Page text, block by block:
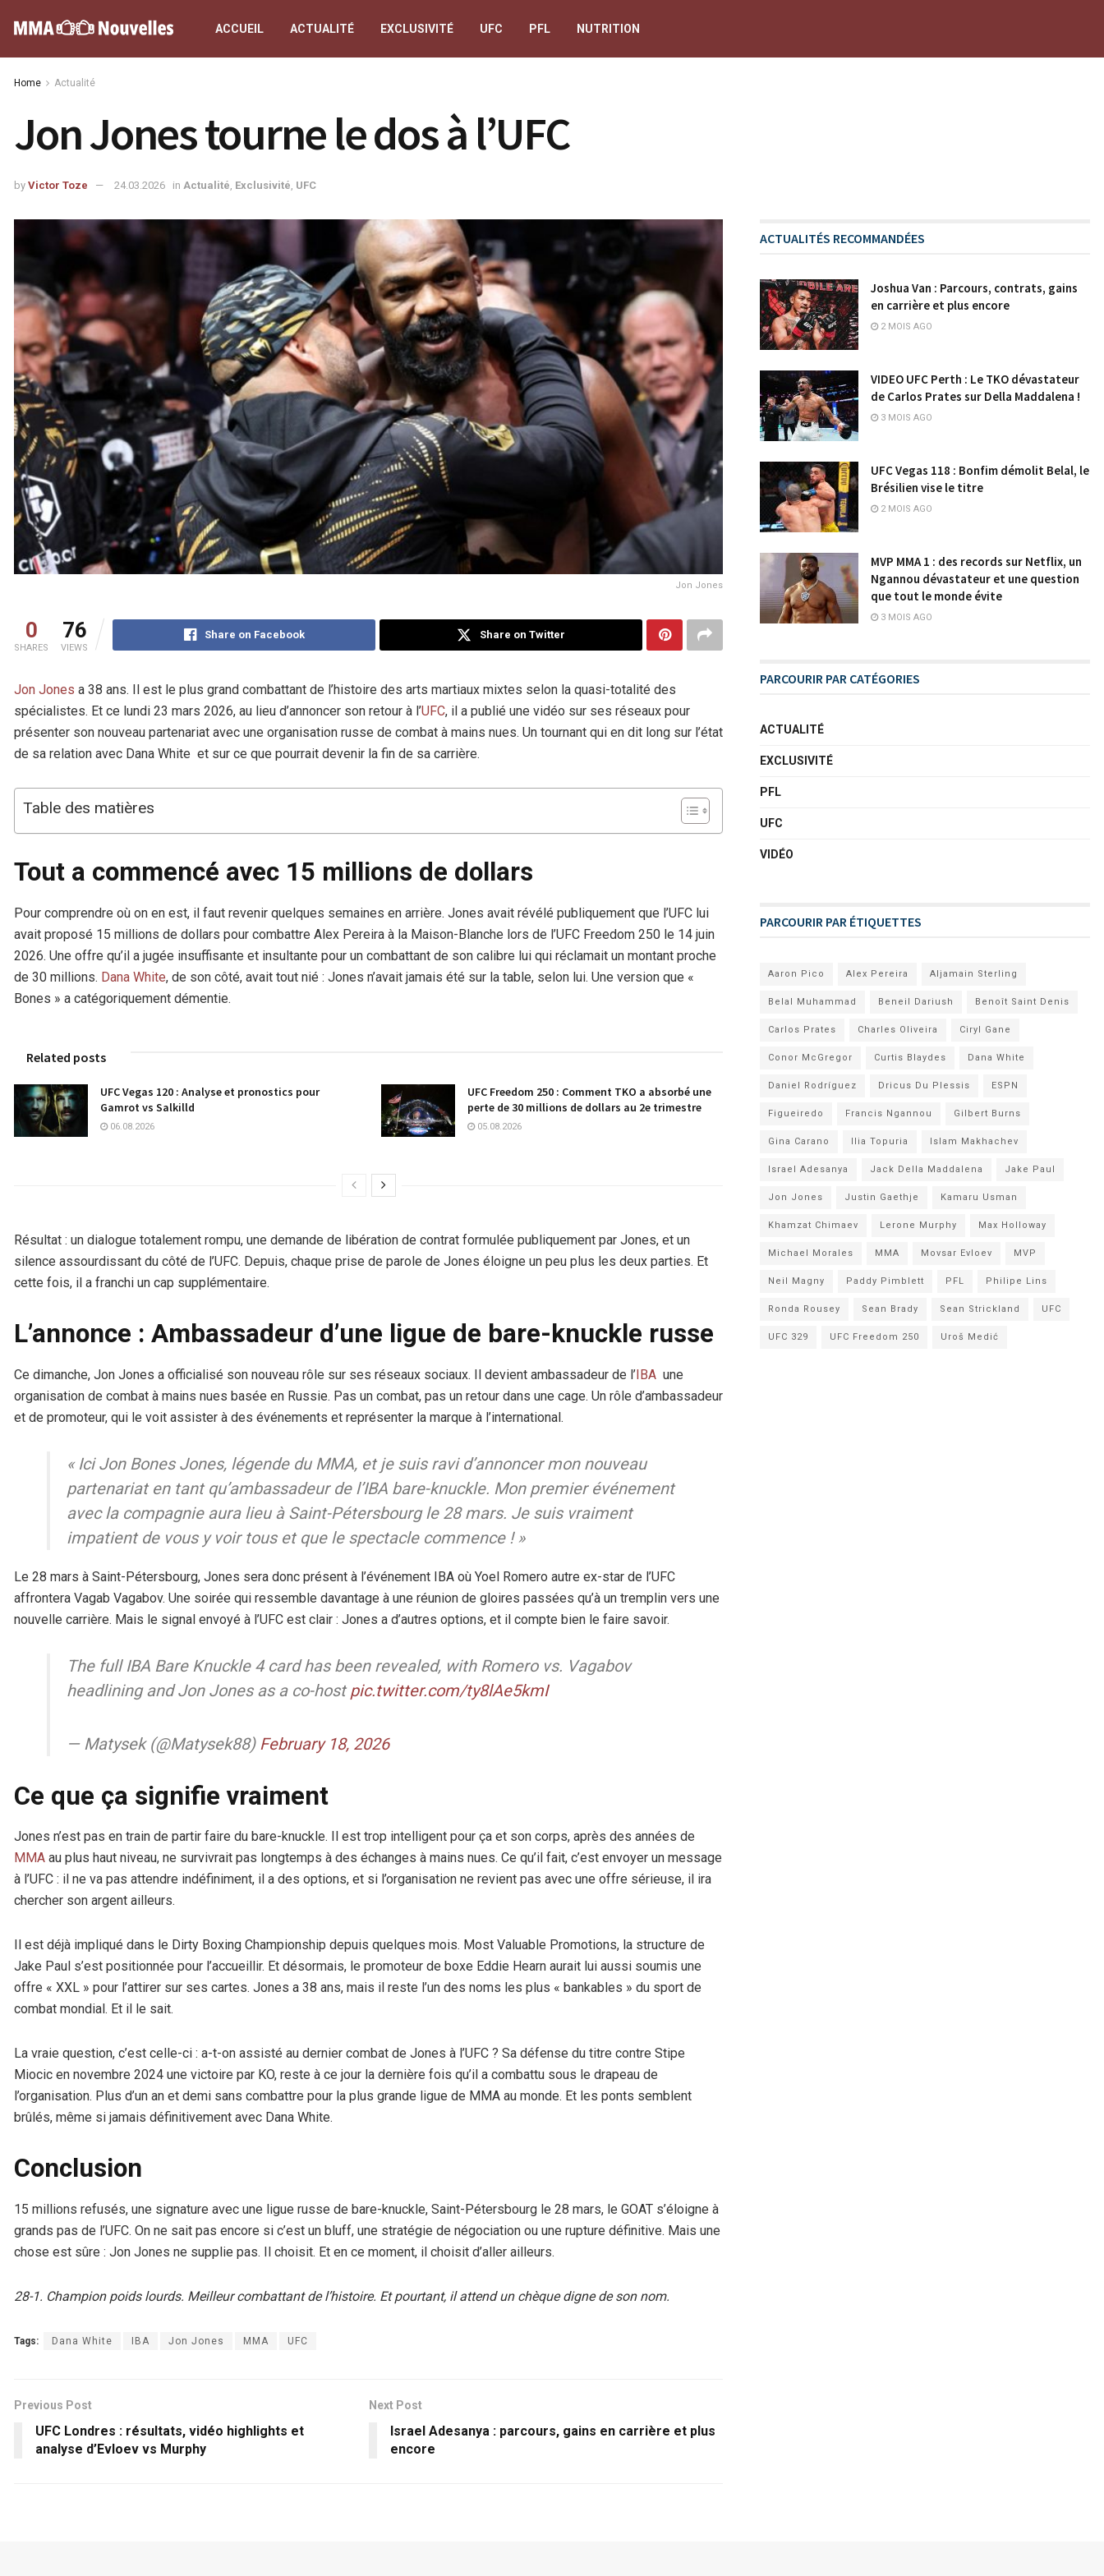
ACCUEIL ACTUALITÉ EXCLUSIVITÉ UFC PFL NUTRITION
Home Actualité
Jon Jones tourne le dos à l’UFC
by Victor Toze 24.03.2026 in Actualité, Exclusivité, UFC
Jon Jones
0
SHARES
76
VIEWS
Share on Facebook Share on Twitter
Jon Jones a 38 ans. Il est le plus grand combattant de l’histoire des arts martiaux mixtes selon la quasi-totalité des
spécialistes. Et ce lundi 23 mars 2026, au lieu d’annoncer son retour à l’UFC, il a publié une vidéo sur ses réseaux pour
présenter son nouveau partenariat avec une organisation russe de combat à mains nues. Un tournant qui en dit long sur l’état
de sa relation avec Dana White et sur ce que pourrait devenir la fin de sa carrière.
Table des matières
Tout a commencé avec 15 millions de dollars
Pour comprendre où on en est, il faut revenir quelques semaines en arrière. Jones avait révélé publiquement que l’UFC lui
avait proposé 15 millions de dollars pour combattre Alex Pereira à la Maison-Blanche lors de l’UFC Freedom 250 le 14 juin
2026. Une offre qu’il a jugée insuffisante et insultante pour un combattant de son calibre lui qui réclamait un montant proche
de 30 millions. Dana White, de son côté, avait tout nié : Jones n’avait jamais été sur la table, selon lui. Une version que «
Bones » a catégoriquement démentie.
Related posts
UFC Vegas 120 : Analyse et pronostics pour
Gamrot vs Salkilld
06.08.2026
UFC Freedom 250 : Comment TKO a absorbé une
perte de 30 millions de dollars au 2e trimestre
05.08.2026
Résultat : un dialogue totalement rompu, une demande de libération de contrat formulée publiquement par Jones, et un
silence assourdissant du côté de l’UFC. Depuis, chaque prise de parole de Jones éloigne un peu plus les deux parties. Et
cette fois, il a franchi un cap supplémentaire.
L’annonce : Ambassadeur d’une ligue de bare-knuckle russe
Ce dimanche, Jon Jones a officialisé son nouveau rôle sur ses réseaux sociaux. Il devient ambassadeur de l’IBA une
organisation de combat à mains nues basée en Russie. Pas un combat, pas un retour dans une cage. Un rôle d’ambassadeur
et de promoteur, qui le voit assister à des événements et représenter la marque à l’international.
« Ici Jon Bones Jones, légende du MMA, et je suis ravi d’annoncer mon nouveau
partenariat en tant qu’ambassadeur de l’IBA bare-knuckle. Mon premier événement
avec la compagnie aura lieu à Saint-Pétersbourg le 28 mars. Je suis vraiment
impatient de vous y voir tous et que le spectacle commence ! »
Le 28 mars à Saint-Pétersbourg, Jones sera donc présent à l’événement IBA où Yoel Romero autre ex-star de l’UFC
affrontera Vagab Vagabov. Une soirée qui ressemble davantage à une réunion de gloires passées qu’à un tremplin vers une
nouvelle carrière. Mais le signal envoyé à l’UFC est clair : Jones a d’autres options, et il compte bien le faire savoir.
The full IBA Bare Knuckle 4 card has been revealed, with Romero vs. Vagabov
headlining and Jon Jones as a co-hostpic.twitter.com/ty8lAe5kmI
— Matysek (@Matysek88) February 18, 2026
Ce que ça signifie vraiment
Jones n’est pas en train de partir faire du bare-knuckle. Il est trop intelligent pour ça et son corps, après des années de
MMA au plus haut niveau, ne survivrait pas longtemps à des échanges à mains nues. Ce qu’il fait, c’est envoyer un message
à l’UFC : il ne va pas attendre indéfiniment, il a des options, et si l’organisation ne revient pas avec une offre sérieuse, il ira
chercher son argent ailleurs.
Il est déjà impliqué dans le Dirty Boxing Championship depuis quelques mois. Most Valuable Promotions, la structure de
Jake Paul s’est positionnée pour l’accueillir. Et désormais, le promoteur de boxe Eddie Hearn aurait lui aussi soumis une
offre « XXL » pour l’attirer sur ses cartes. Jones a 38 ans, mais il reste l’un des noms les plus « bankables » du sport de
combat mondial. Et il le sait.
La vraie question, c’est celle-ci : a-t-on assisté au dernier combat de Jones à l’UFC ? Sa défense du titre contre Stipe
Miocic en novembre 2024 une victoire par KO, reste à ce jour la dernière fois qu’il a combattu sous le drapeau de
l’organisation. Plus d’un an et demi sans combattre pour la plus grande ligue de MMA au monde. Et les ponts semblent
brûlés, même si jamais définitivement avec Dana White.
Conclusion
15 millions refusés, une signature avec une ligue russe de bare-knuckle, Saint-Pétersbourg le 28 mars, le GOAT s’éloigne à
grands pas de l’UFC. On ne sait pas encore si c’est un bluff, une stratégie de négociation ou une rupture définitive. Mais une
chose est sûre : Jon Jones ne supplie pas. Il choisit. Et en ce moment, il choisit d’aller ailleurs.
28-1. Champion poids lourds. Meilleur combattant de l’histoire. Et pourtant, il attend un chèque digne de son nom.
Tags: Dana White IBA Jon Jones MMA UFC
Previous Post
UFC Londres : résultats, vidéo highlights et
analyse d’Evloev vs Murphy
Next Post
Israel Adesanya : parcours, gains en carrière et plus
encore
ACTUALITÉS RECOMMANDÉES
Joshua Van : Parcours, contrats, gains
en carrière et plus encore
2 MOIS AGO
VIDEO UFC Perth : Le TKO dévastateur
de Carlos Prates sur Della Maddalena !
3 MOIS AGO
UFC Vegas 118 : Bonfim démolit Belal, le
Brésilien vise le titre
2 MOIS AGO
MVP MMA 1 : des records sur Netflix, un
Ngannou dévastateur et une question
que tout le monde évite
3 MOIS AGO
PARCOURIR PAR CATÉGORIES
ACTUALITÉ
EXCLUSIVITÉ
PFL
UFC
VIDÉO
PARCOURIR PAR ÉTIQUETTES
Aaron Pico Alex Pereira Aljamain Sterling
Belal Muhammad Beneil Dariush Benoît Saint Denis
Carlos Prates Charles Oliveira Ciryl Gane
Conor McGregor Curtis Blaydes Dana White
Daniel Rodríguez Dricus Du Plessis ESPN
Figueiredo Francis Ngannou Gilbert Burns
Gina Carano Ilia Topuria Islam Makhachev
Israel Adesanya Jack Della Maddalena Jake Paul
Jon Jones Justin Gaethje Kamaru Usman
Khamzat Chimaev Lerone Murphy Max Holloway
Michael Morales MMA Movsar Evloev MVP
Neil Magny Paddy Pimblett PFL Philipe Lins
Ronda Rousey Sean Brady Sean Strickland UFC
UFC 329 UFC Freedom 250 Uroš Medić